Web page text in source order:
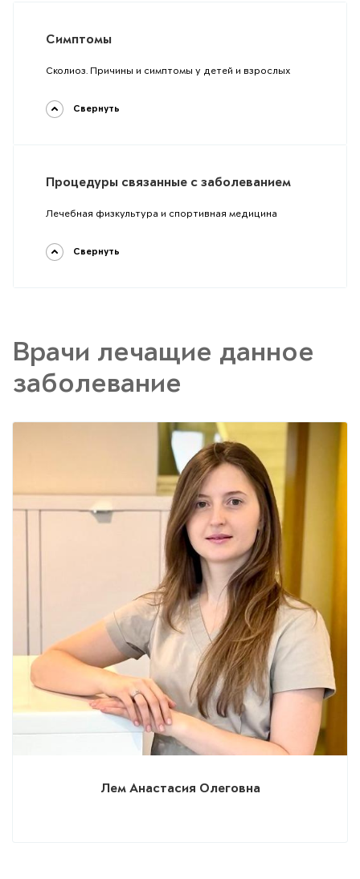
Симптомы
Сколиоз. Причины и симптомы у детей и взрослых
Свернуть
Процедуры связанные с заболеванием
Лечебная физкультура и спортивная медицина
Свернуть
Врачи лечащие данное
заболевание
Лем Анастасия Олеговна